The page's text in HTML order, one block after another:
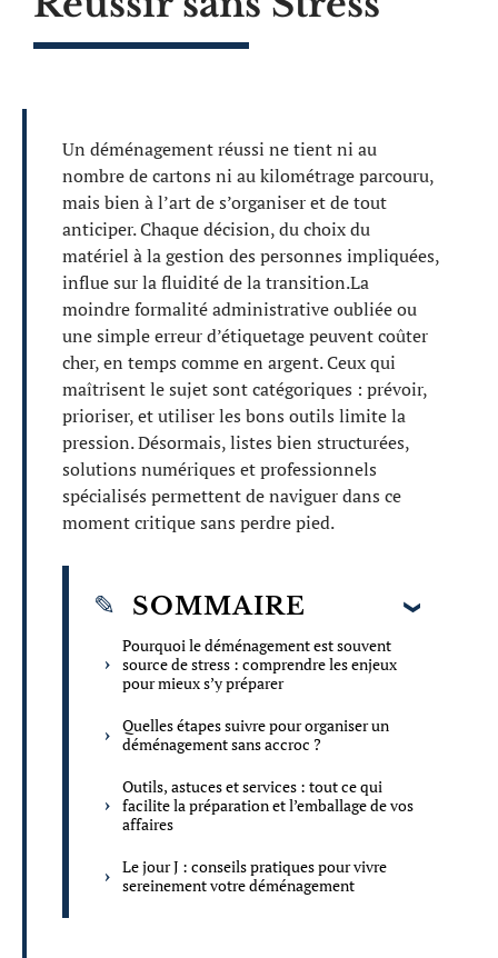
Un déménagement réussi ne tient ni au
nombre de cartons ni au kilométrage parcouru,
mais bien à l’art de s’organiser et de tout
anticiper. Chaque décision, du choix du
matériel à la gestion des personnes impliquées,
influe sur la fluidité de la transition.La
moindre formalité administrative oubliée ou
une simple erreur d’étiquetage peuvent coûter
cher, en temps comme en argent. Ceux qui
maîtrisent le sujet sont catégoriques : prévoir,
prioriser, et utiliser les bons outils limite la
pression. Désormais, listes bien structurées,
solutions numériques et professionnels
spécialisés permettent de naviguer dans ce
moment critique sans perdre pied.
SOMMAIRE
Pourquoi le déménagement est souvent
source de stress : comprendre les enjeux
pour mieux s’y préparer
Quelles étapes suivre pour organiser un
déménagement sans accroc ?
Outils, astuces et services : tout ce qui
facilite la préparation et l’emballage de vos
affaires
Le jour J : conseils pratiques pour vivre
sereinement votre déménagement